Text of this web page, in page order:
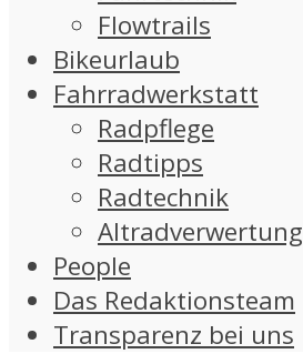
Flowtrails
Bikeurlaub
Fahrradwerkstatt
Radpflege
Radtipps
Radtechnik
Altradverwertung
People
Das Redaktionsteam
Transparenz bei uns